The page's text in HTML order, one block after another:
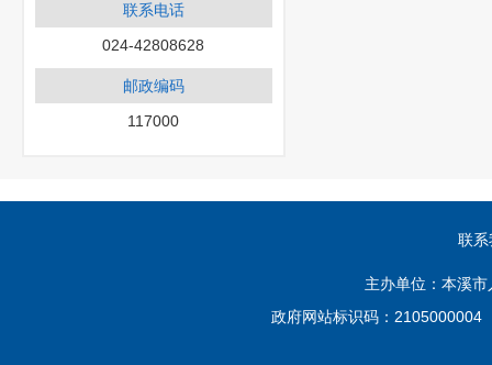
联系电话
024-42808628
邮政编码
117000
联系
主办单位：本溪
政府网站标识码：